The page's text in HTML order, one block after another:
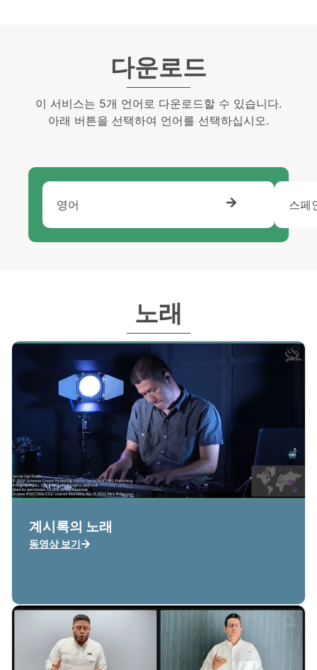
다운로드
이 서비스는 5개 언어로 다운로드할 수 있습니다.
아래 버튼을 선택하여 언어를 선택하십시오.
영어 스페
노래
계시록의 노래
동영상 보기